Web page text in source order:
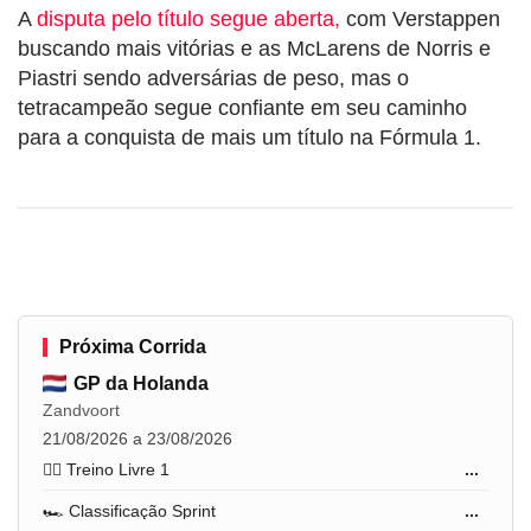
A disputa pelo título segue aberta, com Verstappen
buscando mais vitórias e as McLarens de Norris e
Piastri sendo adversárias de peso, mas o
tetracampeão segue confiante em seu caminho
para a conquista de mais um título na Fórmula 1.
Próxima Corrida
GP da Holanda
Zandvoort
21/08/2026 a 23/08/2026
🏋️‍♂️ Treino Livre 1
...
🏎️ Classificação Sprint ...